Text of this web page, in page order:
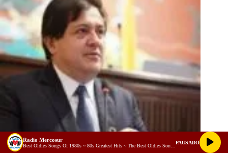
Radio Mercosur
Best Oldies Songs Of 1980s ~ 80s Greatest Hits ~ The Best Oldies Song Ever (128 kbps)
PAUSADO